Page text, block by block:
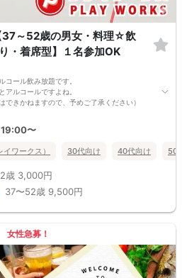
なす可能性があります。
キャンセル、途中キャンセルは出来ません。
。
ての事項に同意したと判断いたします。
37～52歳の男女・料理☆飲
・着席型】１名参加OK
コール飲み放題です。
アルコールですよね。
できかねますので、予めご了承ください）
、友達作りにも最適です。
となります。
ので、予めご了承ください）
キッカケもバッチリ★
めまして」から会話を楽しみましょう。
りません。
滑に行ってください）
同士でお申し込みください。
19:00〜
ワークス） 30代向け 40代向け 50代
歳 3,000円
37〜52歳 9,500円
女性急募！